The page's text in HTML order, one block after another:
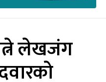
लेखजंग